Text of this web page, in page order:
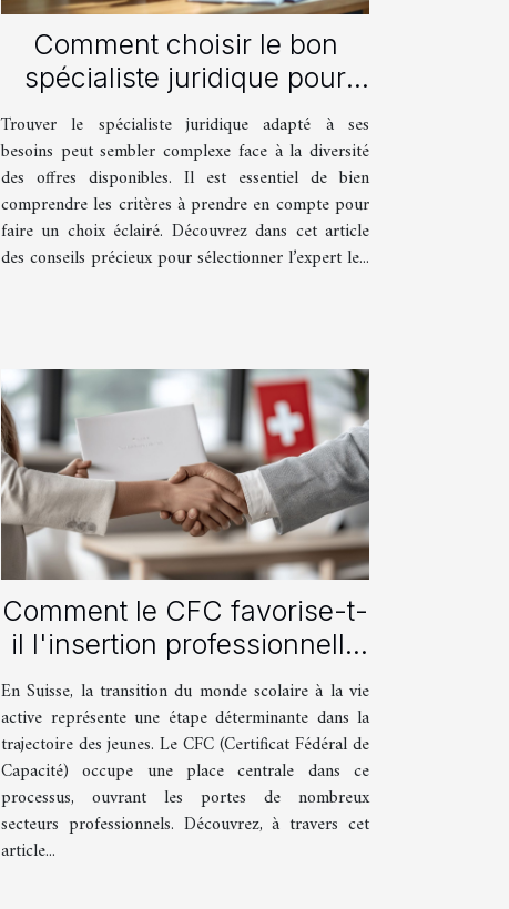
Comment choisir le bon
spécialiste juridique pour
vos besoins ?
Trouver le spécialiste juridique adapté à ses
besoins peut sembler complexe face à la diversité
des offres disponibles. Il est essentiel de bien
comprendre les critères à prendre en compte pour
faire un choix éclairé. Découvrez dans cet article
des conseils précieux pour sélectionner l’expert le...
Comment le CFC favorise-t-
il l'insertion professionnelle
en Suisse ?
En Suisse, la transition du monde scolaire à la vie
active représente une étape déterminante dans la
trajectoire des jeunes. Le CFC (Certificat Fédéral de
Capacité) occupe une place centrale dans ce
processus, ouvrant les portes de nombreux
secteurs professionnels. Découvrez, à travers cet
article...